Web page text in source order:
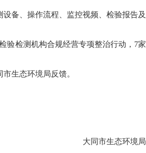
备、操作流程、监控视频、检验报告及
验检测机构合规经营专项整治行动，7家
生态环境局反馈。
大同市生态环境局